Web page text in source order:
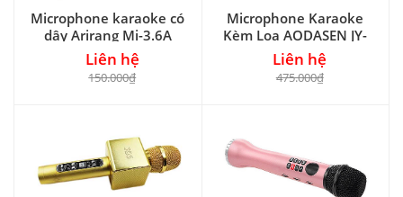
Microphone karaoke có
dây Arirang Mi-3.6A
Liên hệ
150.000₫
Microphone Karaoke
Kèm Loa AODASEN JY-
51
Liên hệ
475.000₫